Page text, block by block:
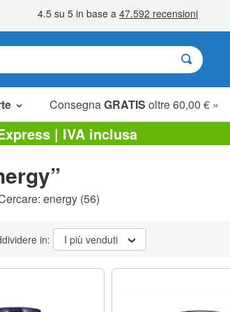
ConsegnaGRATIS oltre 60,00 € »
Articoli in offerta
Pacchetti
Liquidazione
| IVA inclusa
energy(56)
in: I più venduti